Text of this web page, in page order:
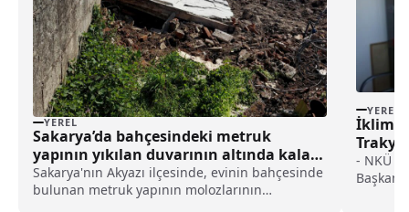
YEREL
Sakarya’da bahçesindeki metruk
yapının yıkılan duvarının altında kalan
kişi öldü haberi
Sakarya'nın Akyazı ilçesinde, evinin bahçesinde
bulunan metruk yapının molozlarının
YEREL
İklim
- NKÜ